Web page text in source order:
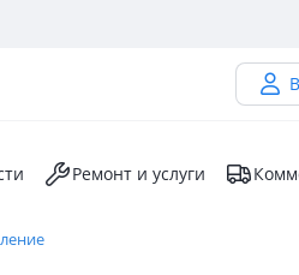
Ремонт и услуги